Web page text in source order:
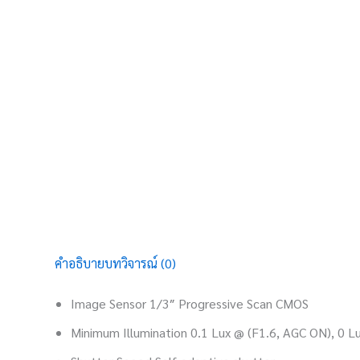
คำอธิบายบทวิจารณ์ (0)
Image Sensor 1/3″ Progressive Scan CMOS
Minimum Illumination 0.1 Lux @ (F1.6, AGC ON), 0